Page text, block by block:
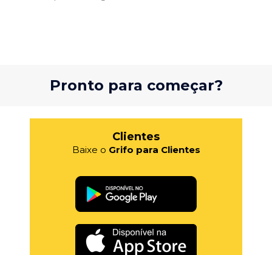
Pronto para começar?
Clientes
Baixe o Grifo para Clientes